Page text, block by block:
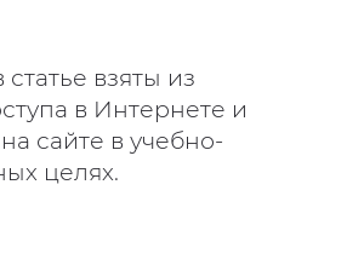
взяты из
в Интернете и
сайте в учебно-
целях.